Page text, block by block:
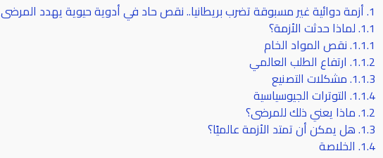
1. أزمة دوائية غير مسبوقة تضرب بريطانيا.. نقص حاد في أدوية حيوية يهدد المرضى
1.1. لماذا حدثت الأزمة؟
1.1.1. نقص المواد الخام
1.1.2. ارتفاع الطلب العالمي
1.1.3. مشكلات التصنيع
1.1.4. التوترات الجيوسياسية
1.2. ماذا يعني ذلك للمرضى؟
1.3. هل يمكن أن تمتد الأزمة عالميًا؟
1.4. الخلاصة